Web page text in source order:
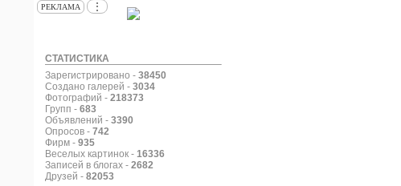
РЕКЛАМА
⋮
СТАТИСТИКА
Зарегистрировано - 38450
Создано галерей - 3034
Фотографий - 218373
Групп - 683
Объявлений - 3390
Опросов - 742
Фирм - 935
Веселых картинок - 16336
Записей в блогах - 2682
Друзей - 82053